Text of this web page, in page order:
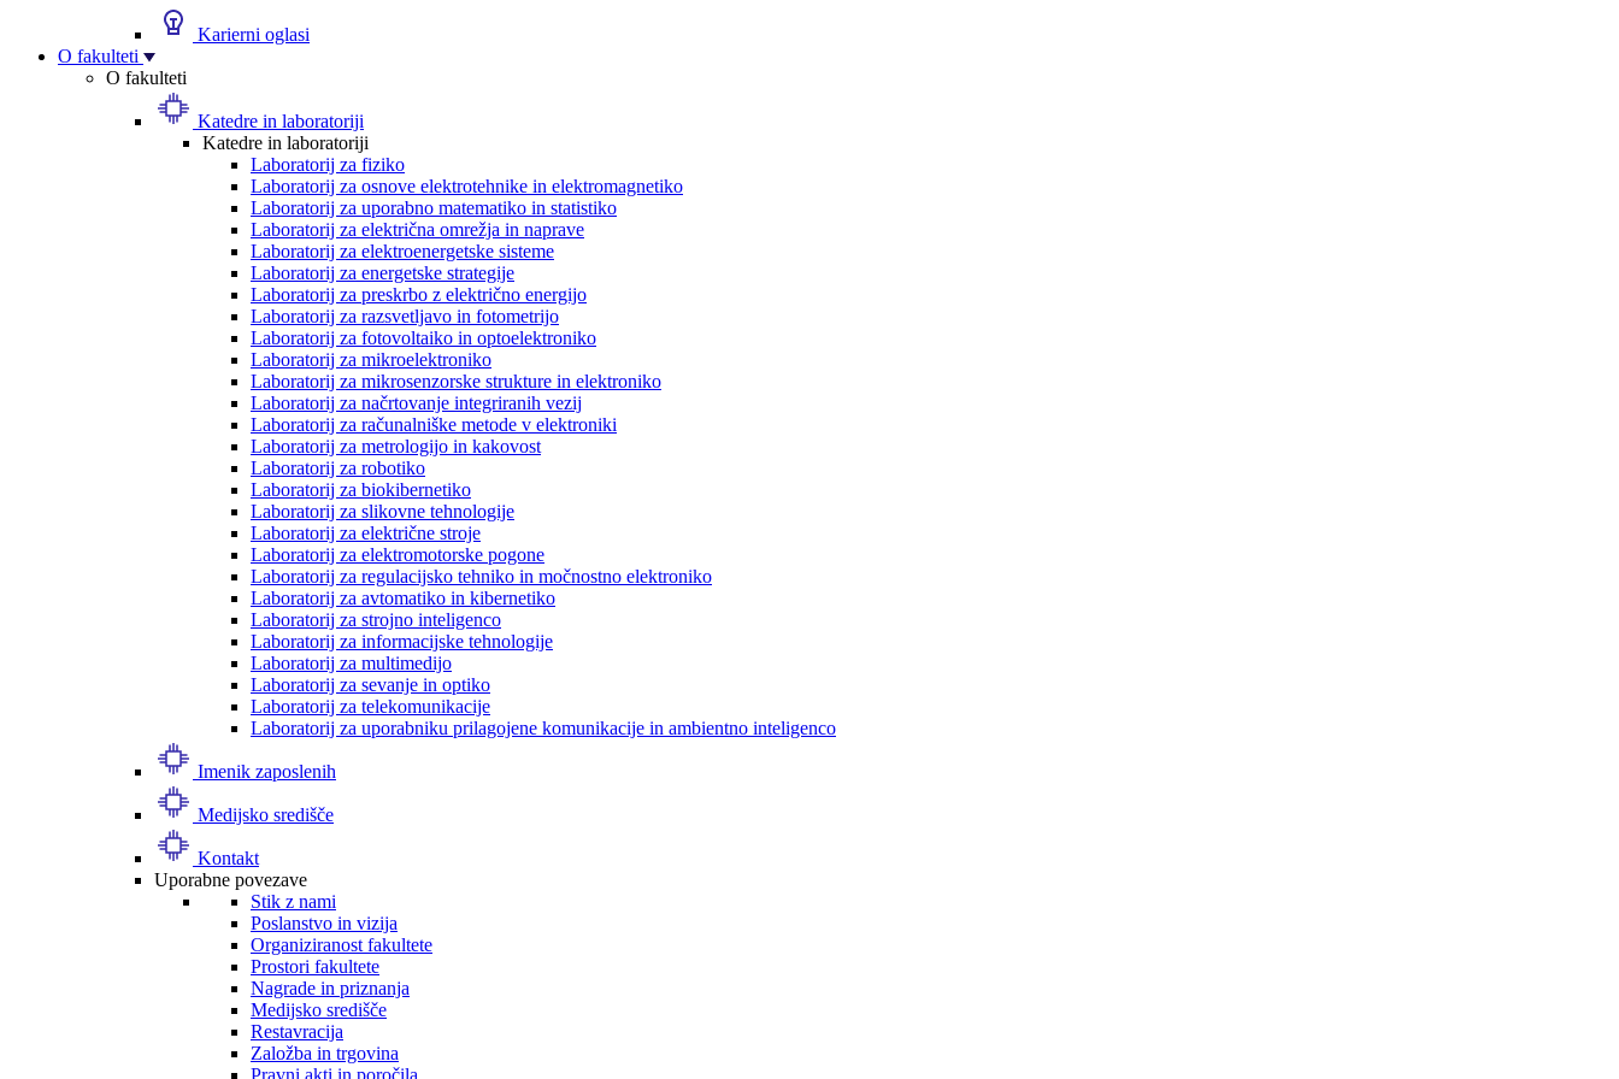
Karierni oglasi
O fakulteti
O fakulteti
Katedre in laboratoriji
Katedre in laboratoriji
Laboratorij za fiziko
Laboratorij za osnove elektrotehnike in elektromagnetiko
Laboratorij za uporabno matematiko in statistiko
Laboratorij za električna omrežja in naprave
Laboratorij za elektroenergetske sisteme
Laboratorij za energetske strategije
Laboratorij za preskrbo z električno energijo
Laboratorij za razsvetljavo in fotometrijo
Laboratorij za fotovoltaiko in optoelektroniko
Laboratorij za mikroelektroniko
Laboratorij za mikrosenzorske strukture in elektroniko
Laboratorij za načrtovanje integriranih vezij
Laboratorij za računalniške metode v elektroniki
Laboratorij za metrologijo in kakovost
Laboratorij za robotiko
Laboratorij za biokibernetiko
Laboratorij za slikovne tehnologije
Laboratorij za električne stroje
Laboratorij za elektromotorske pogone
Laboratorij za regulacijsko tehniko in močnostno elektroniko
Laboratorij za avtomatiko in kibernetiko
Laboratorij za strojno inteligenco
Laboratorij za informacijske tehnologije
Laboratorij za multimedijo
Laboratorij za sevanje in optiko
Laboratorij za telekomunikacije
Laboratorij za uporabniku prilagojene komunikacije in ambientno inteligenco
Imenik zaposlenih
Medijsko središče
Kontakt
Uporabne povezave
Stik z nami
Poslanstvo in vizija
Organiziranost fakultete
Prostori fakultete
Nagrade in priznanja
Medijsko središče
Restavracija
Založba in trgovina
Pravni akti in poročila